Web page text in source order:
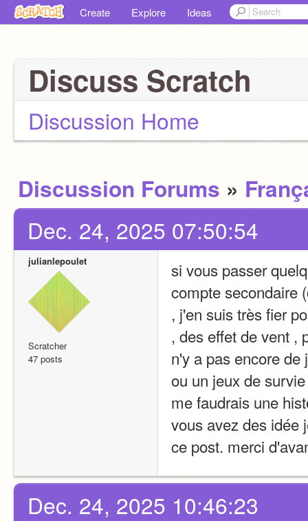
Create Explore Ideas
Discuss Scratch
Discussion Home
Discussion Forums »
Dec. 24, 2025 07:50:54
julianlepoulet
Scratcher
47 posts
si vous passer
compte secondaire
, j'en suis très fier
, des effet de vent ,
n'y a pas encore
ou un jeux de
me faudrais une
vous avez des idée
ce post. merci
Dec. 24, 2025 10:46:23